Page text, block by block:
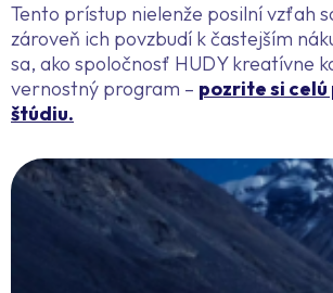
Tento prístup nielenže posilní vzťah
zároveň ich povzbudí k častejším
sa, ako spoločnosť HUDY kreatívne
vernostný program – pozrite si
štúdiu.